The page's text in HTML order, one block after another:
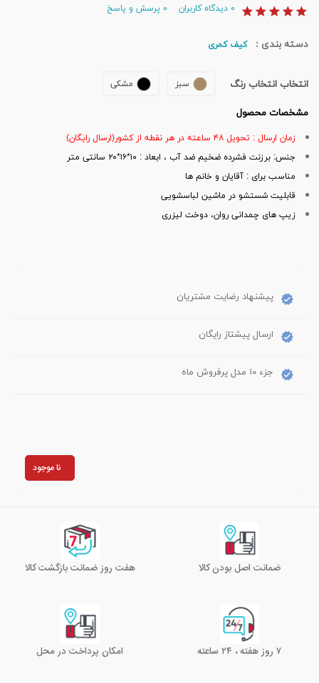
دیدگاه کاربران پرسش و پاسخ
دسته بندی : کیف کمری
انتخاب انتخاب رنگ سبز مشکی
مشخصات محصول
زمان ارسال : تحویل ۴۸ ساعته در هر نقطه از کشور(ارسال رایگان)
جنس: برزنت فشرده ضخیم ضد آب ، ابعاد : ۱۰*۱۶*۲۰ سانتی متر
مناسب برای : آقایان و خانم ها
قابلیت شستشو در ماشین لباسشویی
زیپ های چمدانی روان، دوخت لیزری
پیشنهاد رضایت مشتریان
ارسال پیشتاز رایگان
جزء ۱۰ مدل پرفروش ماه
نا موجود
ضمانت اصل بودن کالا هفت روز ضمانت بازگشت کالا
۷ روز هفته ، ۲۴ ساعته امکان پرداخت در محل